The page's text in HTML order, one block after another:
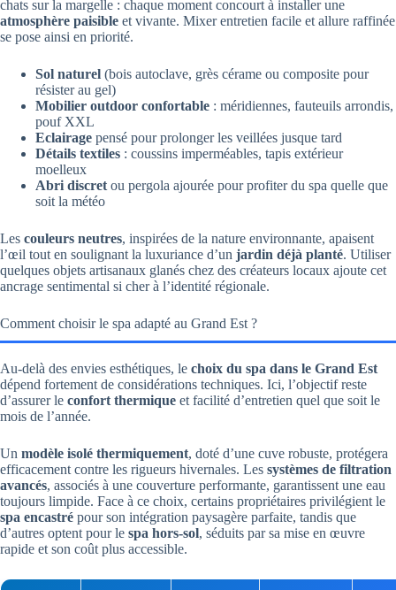
chats sur la margelle : chaque moment concourt à installer une
atmosphère paisible et vivante. Mixer entretien facile et allure raffinée
se pose ainsi en priorité.
Sol naturel (bois autoclave, grès cérame ou composite pour
résister au gel)
Mobilier outdoor confortable : méridiennes, fauteuils arrondis,
pouf XXL
Eclairage pensé pour prolonger les veillées jusque tard
Détails textiles : coussins imperméables, tapis extérieur
moelleux
Abri discret ou pergola ajourée pour profiter du spa quelle que
soit la météo
Les couleurs neutres, inspirées de la nature environnante, apaisent
l’œil tout en soulignant la luxuriance d’un jardin déjà planté. Utiliser
quelques objets artisanaux glanés chez des créateurs locaux ajoute cet
ancrage sentimental si cher à l’identité régionale.
Comment choisir le spa adapté au Grand Est ?
Au-delà des envies esthétiques, le choix du spa dans le Grand Est
dépend fortement de considérations techniques. Ici, l’objectif reste
d’assurer le confort thermique et facilité d’entretien quel que soit le
mois de l’année.
Un modèle isolé thermiquement, doté d’une cuve robuste, protégera
efficacement contre les rigueurs hivernales. Les systèmes de filtration
avancés, associés à une couverture performante, garantissent une eau
toujours limpide. Face à ce choix, certains propriétaires privilégient le
spa encastré pour son intégration paysagère parfaite, tandis que
d’autres optent pour le spa hors-sol, séduits par sa mise en œuvre
rapide et son coût plus accessible.